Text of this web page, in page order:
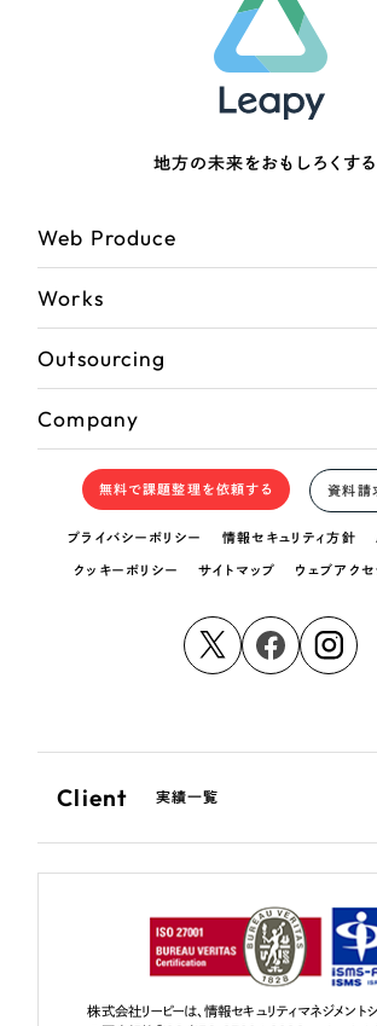
地方の未来をおもしろくする
Web Produce
Works
Outsourcing
Company
無料で課題整理を依頼する 資料請
プライバシーポリシー 情報セキュリティ方針
クッキーポリシー サイトマップ ウェブアク
Client 実績一覧
株式会社リーピーは、情報セキュリティマネジメント